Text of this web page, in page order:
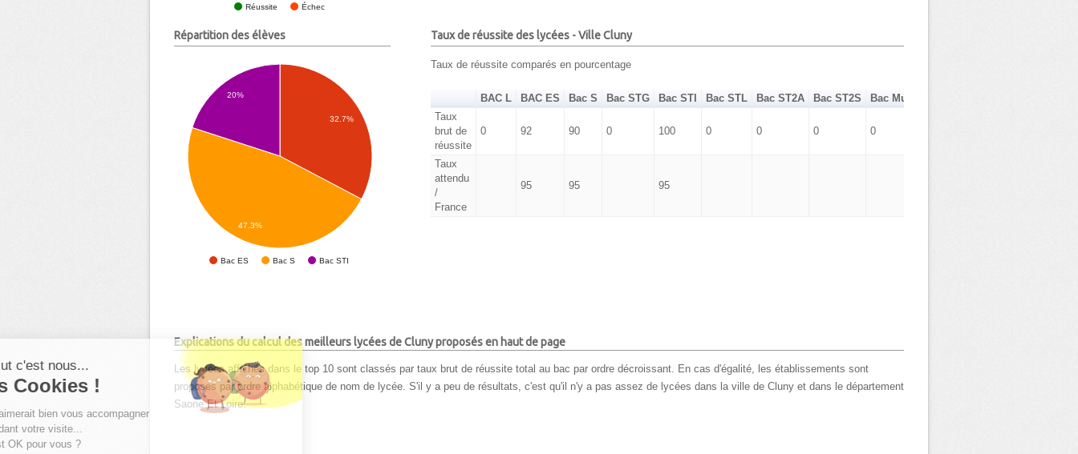
Réussite Échec
Répartition des élèves
Bac ES Bac S Bac STI
32.7%
20%
47.3%
Taux de réussite des lycées - Ville Cluny
Taux de réussite comparés en pourcentage
BAC L BAC ES Bac S Bac STG Bac STI Bac STL Bac ST2A Bac ST2S Bac Musique Danse
Taux
brut de
réussite
0 92 90 0 100 0 0 0 0
Taux
attendu
/
France
95 95 95
Explications du calcul des meilleurs lycées de Cluny proposés en haut de page
Les lycées affichés dans le top 10 sont classés par taux brut de réussite total au bac par ordre décroissant. En cas d'égalité, les établissements sont
proposés par ordre alphabétique de nom de lycée. S'il y a peu de résultats, c'est qu'il n'y a pas assez de lycées dans la ville de Cluny et dans le département
Saone Et Loire.
Salut c'est nous...
les Cookies !
On aimerait bien vous accompagner
pendant votre visite...
C'est OK pour vous ?